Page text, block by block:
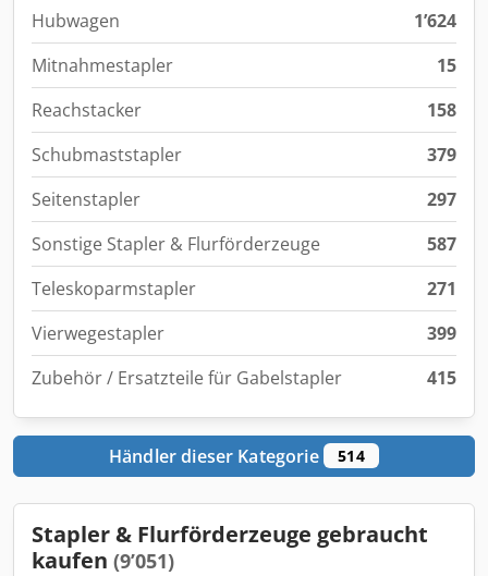
Hubwagen
1’624
Mitnahmestapler
15
Reachstacker
158
Schubmaststapler
379
Seitenstapler
297
Sonstige Stapler & Flurförderzeuge
587
Teleskoparmstapler
271
Vierwegestapler
399
Zubehör / Ersatzteile für Gabelstapler
415
Händler dieser Kategorie 514
Stapler & Flurförderzeuge gebraucht
kaufen (9’051)